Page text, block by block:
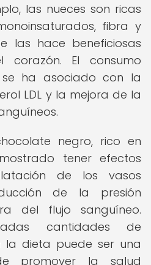
las nueces son ricas
fibra y
las hace beneficiosas
El consumo
ha asociado con la
LDL y la mejora de la
negro, rico en
tener efectos
de los vasos
de la presión
del flujo sanguíneo.
cantidades de
la dieta puede ser una
promover la salud